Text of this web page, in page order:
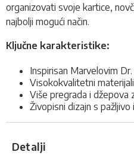
organizovati svoje kartice,
najbolji mogući način.
Ključne karakteristike:
Inspirisan Marvelovim
Visokokvalitetni
Više pregrada i džepova
Živopisni dizajn s
Detalji